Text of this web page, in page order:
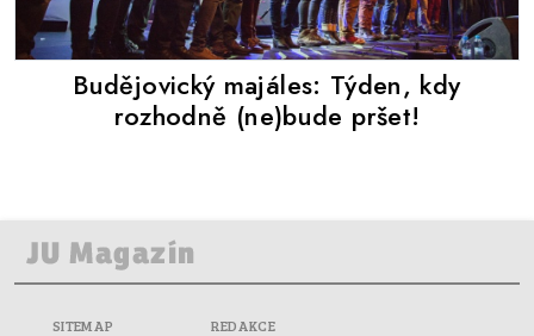
Budějovický majáles: Týden, kdy
rozhodně (ne)bude pršet!
SITEMAP REDAKCE